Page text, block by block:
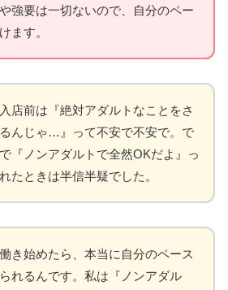
強要は一切ないので、自分のペー
ます。
店前は『絶対アダルトなことをさ
んじゃ…』って不安で不安で。で
『ノンアダルトで全然OKだよ』っ
たときは半信半疑でした。
き始めたら、本当に自分のペース
れるんです。私は『ノンアダル